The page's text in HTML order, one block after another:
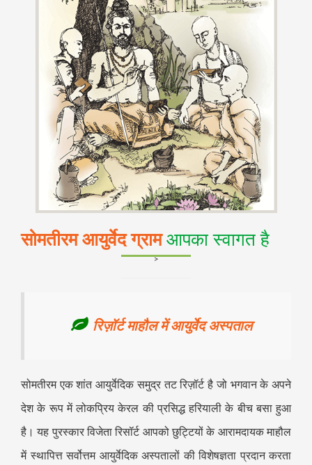
सोमतीरम आयुर्वेद ग्रामआपका स्वागत है
>
रिज़ॉर्ट माहौल में आयुर्वेद अस्पताल
सोमतीरम एक शांत आयुर्वेदिक समुद्र तट रिज़ॉर्ट है जो भगवान के अपने
देश के रूप में लोकप्रिय केरल की प्रसिद्ध हरियाली के बीच बसा हुआ
है। यह पुरस्कार विजेता रिसॉर्ट आपको छुट्टियों के आरामदायक माहौल
में स्थापित्त सर्वोत्तम आयुर्वेदिक अस्पतालों की विशेषज्ञता प्रदान करता